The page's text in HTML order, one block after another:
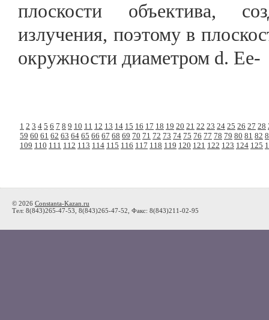
плоскости объектива,
излучения, поэтому в
окружности диаметром d. Ее-
1 2 3 4 5 6 7 8 9 10 11 12 13 14 15 16 17 18 19 20 21 22 23 24 25 26 27 28
59 60 61 62 63 64 65 66 67 68 69 70 71 72 73 74 75 76 77 78 79 80 81 82
109 110 111 112 113 114 115 116 117 118 119 120 121 122 123 124 125
© 2026 Constanta-Kazan.ru
Тел: 8(843)265-47-53, 8(843)265-47-52, Факс: 8(843)211-02-95